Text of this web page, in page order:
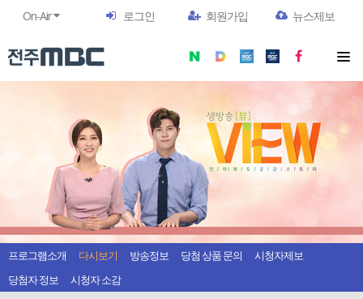
On-Air 로그인 회원가입 뉴스제보
프로그램소개 다시보기 방송정보 당첨 상품 문의
시청자제보
당첨자 정보
시청자 소감